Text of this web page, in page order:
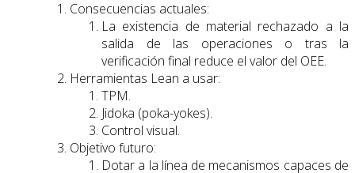
Consecuencias actuales:
La existencia de material rechazado a la
salida de las operaciones o tras la
verificación final reduce el valor del OEE.
Herramientas Lean a usar:
TPM.
Jidoka (poka-yokes).
Control visual.
Objetivo futuro:
Dotar a la línea de mecanismos capaces de